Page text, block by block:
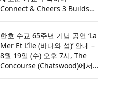
Connect & Cheers 3 Builds
한호 수교 65주년 기념 공연 ‘La
Mer Et L’île (바다와 섬)’ 안내 –
8월 19일 (수) 오후 7시, The
Concourse (Chatswood)에서